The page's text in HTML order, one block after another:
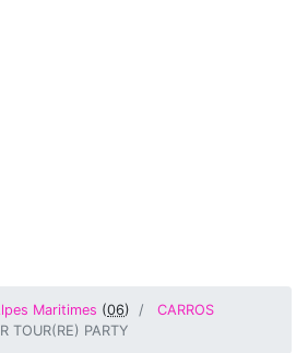
Maritimes (06)
CARROS
TOUR(RE) PARTY